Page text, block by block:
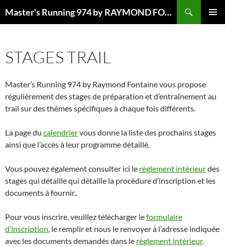
Master's Running 974 by RAYMOND FONTAINE
STAGES TRAIL
Master’s Running 974 by Raymond Fontaine vous propose
régulièrement des stages de préparation et d’entraînement au
trail sur des thèmes spécifiques à chaque fois différents.
La page du calendriervous donne la liste des prochains stages
ainsi que l’accès à leur programme détaillé.
Vous pouvez également consulter ici le règlement intérieurdes
stages qui détaille qui détaille la procédure d’inscription et les
documents à fournir..
Pour vous inscrire, veuillez télécharger leformulaire
d’inscription, le remplir et nous le renvoyer à l’adresse indiquée
avec les documents demandés dans le règlement intérieur.